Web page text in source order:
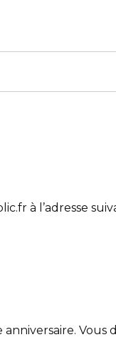
à l’adresse
Vous